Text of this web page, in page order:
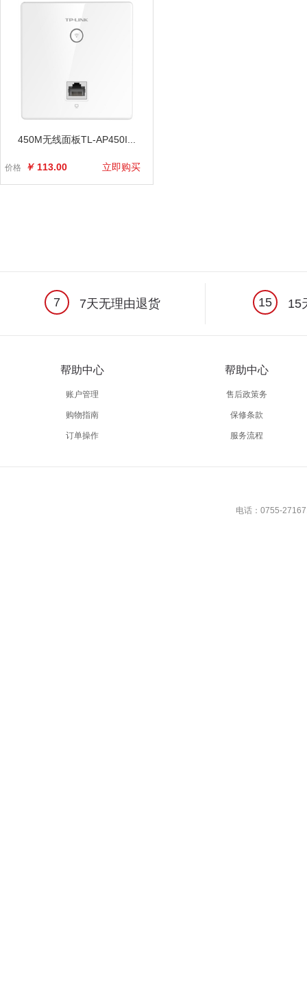
450M无线面板TL-AP450I...
价格 ￥ 113.00 立即购买
7 7天无理由退货 15 15
帮助中心
账户管理
购物指南
订单操作
帮助中心
售后政策务
保修条款
服务流程
电话：0755-